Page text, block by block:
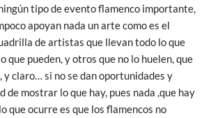
tipo de evento flamenco importante,
apoyan nada un arte como es el
de artistas que llevan todo lo que
que pueden, y otros que no lo huelen, que
y claro… si no se dan oportunidades y
de mostrar lo que hay, pues nada ,que hay
que ocurre es que los flamencos no